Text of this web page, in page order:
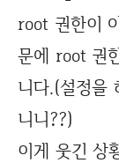
root 권한이
문에 root 권
니다.(설정을
니니??)
이게 웃긴 상